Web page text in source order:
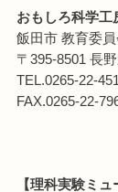
おもしろ科学工
飯田市 教育委
〒395-8501 長
TEL.0265-22-
FAX.0265-22-
【理科実験ミュ